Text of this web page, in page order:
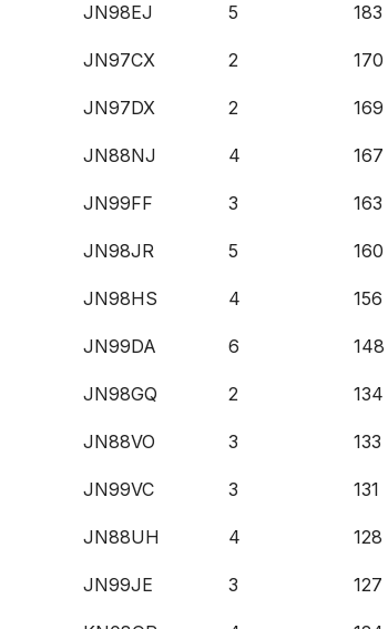
JN98EJ 5 183
JN97CX 2 170
JN97DX 2 169
JN88NJ 4 167
JN99FF 3 163
JN98JR 5 160
JN98HS 4 156
JN99DA 6 148
JN98GQ 2 134
JN88VO 3 133
JN99VC 3 131
JN88UH 4 128
JN99JE 3 127